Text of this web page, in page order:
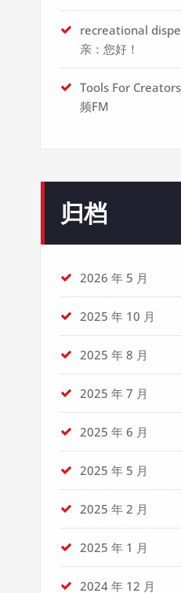
recreational
亲：您好！
Tools For Creators
频FM
归档
2026 年 5 月
2025 年 10 月
2025 年 8 月
2025 年 7 月
2025 年 6 月
2025 年 5 月
2025 年 2 月
2025 年 1 月
2024 年 12 月